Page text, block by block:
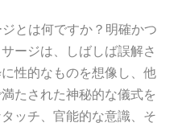
とは何ですか？明確かつ
ージは、しばしば誤解さ
性的なものを想像し、他
たされた神秘的な儀式を
ッチ、官能的な意識、そ